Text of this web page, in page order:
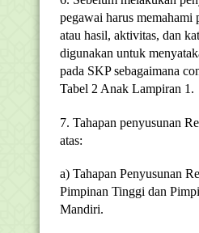
pegawai harus memahami
atau hasil, aktivitas, dan
digunakan untuk
pada SKP sebagaimana
Tabel 2 Anak Lampiran 1.
7. Tahapan penyusunan
atas:
a) Tahapan Penyusunan
Pimpinan Tinggi dan
Mandiri.